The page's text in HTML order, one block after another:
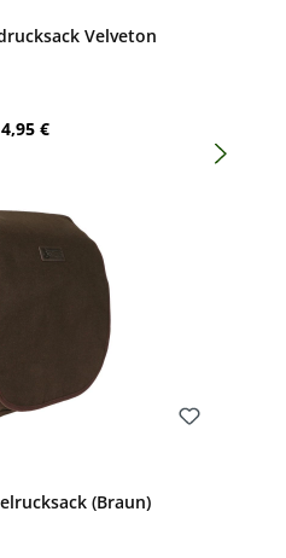
Velveton
Preis:
€
(Braun)